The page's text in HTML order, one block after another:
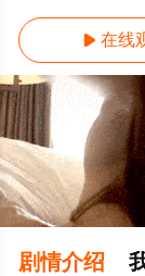
 在线
剧情介绍